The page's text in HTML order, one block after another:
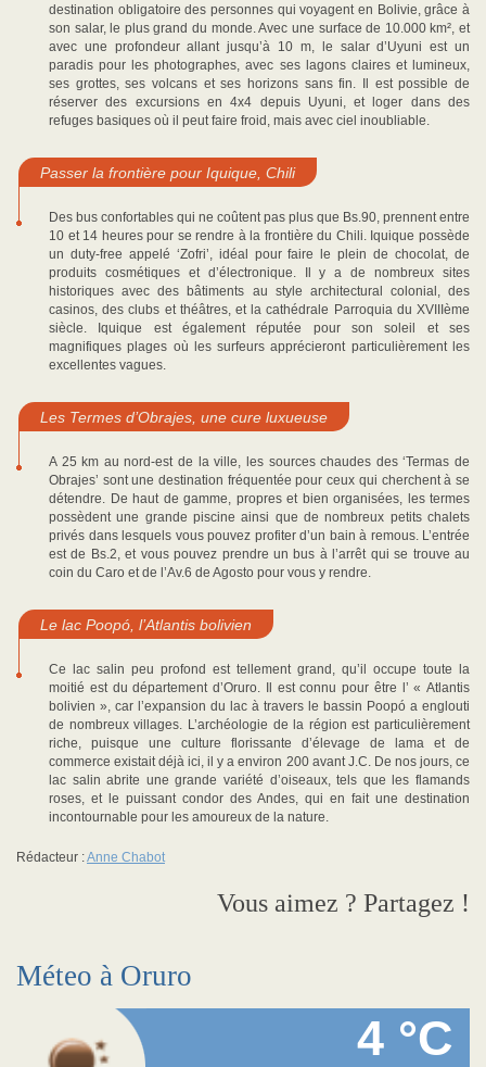
destination obligatoire des personnes qui voyagent en Bolivie, grâce à
son salar, le plus grand du monde. Avec une surface de 10.000 km², et
avec une profondeur allant jusqu’à 10 m, le salar d’Uyuni est un
paradis pour les photographes, avec ses lagons claires et lumineux,
ses grottes, ses volcans et ses horizons sans fin. Il est possible de
réserver des excursions en 4x4 depuis Uyuni, et loger dans des
refuges basiques où il peut faire froid, mais avec ciel inoubliable.
Passer la frontière pour Iquique, Chili
Des bus confortables qui ne coûtent pas plus que Bs.90, prennent entre
10 et 14 heures pour se rendre à la frontière du Chili. Iquique possède
un duty-free appelé ‘Zofri’, idéal pour faire le plein de chocolat, de
produits cosmétiques et d’électronique. Il y a de nombreux sites
historiques avec des bâtiments au style architectural colonial, des
casinos, des clubs et théâtres, et la cathédrale Parroquia du XVIIIème
siècle. Iquique est également réputée pour son soleil et ses
magnifiques plages où les surfeurs apprécieront particulièrement les
excellentes vagues.
Les Termes d’Obrajes, une cure luxueuse
A 25 km au nord-est de la ville, les sources chaudes des ‘Termas de
Obrajes’ sont une destination fréquentée pour ceux qui cherchent à se
détendre. De haut de gamme, propres et bien organisées, les termes
possèdent une grande piscine ainsi que de nombreux petits chalets
privés dans lesquels vous pouvez profiter d’un bain à remous. L’entrée
est de Bs.2, et vous pouvez prendre un bus à l’arrêt qui se trouve au
coin du Caro et de l’Av.6 de Agosto pour vous y rendre.
Le lac Poopó, l’Atlantis bolivien
Ce lac salin peu profond est tellement grand, qu’il occupe toute la
moitié est du département d’Oruro. Il est connu pour être l’ « Atlantis
bolivien », car l’expansion du lac à travers le bassin Poopó a englouti
de nombreux villages. L’archéologie de la région est particulièrement
riche, puisque une culture florissante d’élevage de lama et de
commerce existait déjà ici, il y a environ 200 avant J.C. De nos jours, ce
lac salin abrite une grande variété d’oiseaux, tels que les flamands
roses, et le puissant condor des Andes, qui en fait une destination
incontournable pour les amoureux de la nature.
Rédacteur :Anne Chabot
Vous aimez ? Partagez !
Méteo à Oruro
4 °C